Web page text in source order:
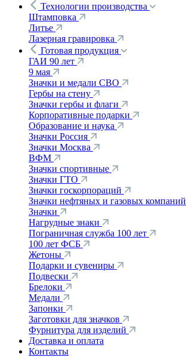
Технологии производства
Штамповка
Литье
Лазерная гравировка
Готовая продукция
ГАИ 90 лет
9 мая
Значки и медали СВО
Гербы на стену
Значки гербы и флаги
Корпоративные подарки
Образование и наука
Значки Россия
Значки Москва
ВФМ
Значки спортивные
Значки ГТО
Значки госкорпораций
Значки нефтяных и газовых компаний
Значки
Нагрудные знаки
Пограничная служба 100 лет
100 лет ФСБ
Жетоны
Подарки и сувениры
Подвески
Брелоки
Медали
Запонки
Заготовки для значков
Фурнитура для изделий
Доставка и оплата
Контакты